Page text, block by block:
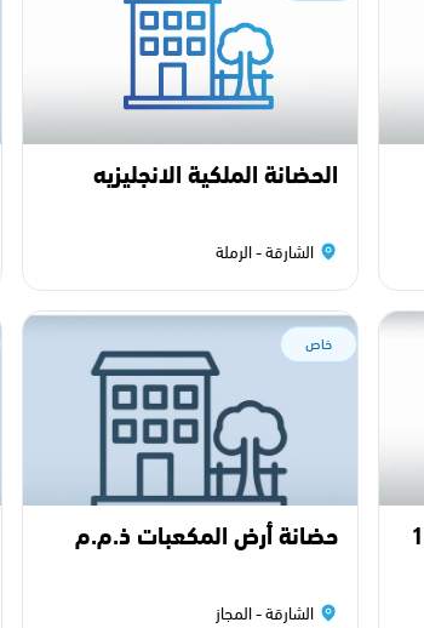
الحضانة الملكية الانجليزيه
الشارقة - الرملة
خاص
حضانة أرض المكعبات ذ.م.م
الشارقة - المجاز